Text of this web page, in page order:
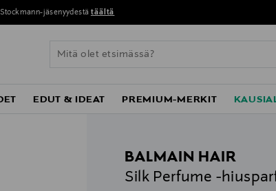
jäsenyydestä täältä
EDUT & IDEAT PREMIUM-MERKIT
BALMAIN HAIR
Silk Perfume -